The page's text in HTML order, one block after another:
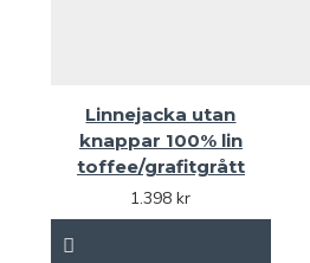
Linnejacka utan
knappar 100% lin
toffee/grafitgrått
1.398 kr